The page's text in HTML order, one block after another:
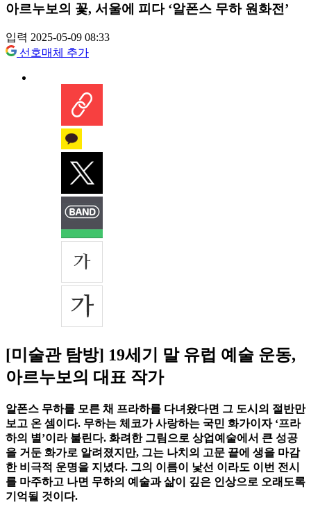
아르누보의 꽃, 서울에 피다 ‘알폰스 무하 원화전’
입력 2025-05-09 08:33
선호매체 추가
[미술관 탐방] 19세기 말 유럽 예술 운동,
아르누보의 대표 작가
알폰스 무하를 모른 채 프라하를 다녀왔다면 그 도시의 절반만
보고 온 셈이다. 무하는 체코가 사랑하는 국민 화가이자 ‘프라
하의 별’이라 불린다. 화려한 그림으로 상업예술에서 큰 성공
을 거둔 화가로 알려졌지만, 그는 나치의 고문 끝에 생을 마감
한 비극적 운명을 지녔다. 그의 이름이 낯선 이라도 이번 전시
를 마주하고 나면 무하의 예술과 삶이 깊은 인상으로 오래도록
기억될 것이다.